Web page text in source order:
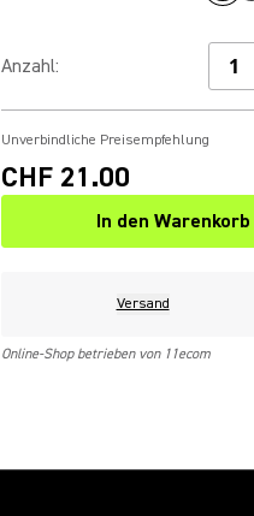
Anzahl:
Unverbindliche Preisempfehlung
CHF 21.00
In den Warenkorb
Versand
Online-Shop betrieben von 11ecom